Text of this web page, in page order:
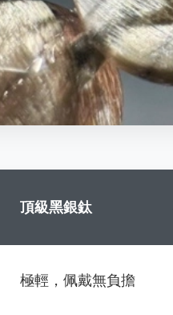
頂級黑銀鈦
極輕，佩戴無負擔